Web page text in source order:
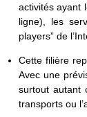
activités ayant
ligne), les
players” de
Cette filière
Avec une
surtout autant
transports ou